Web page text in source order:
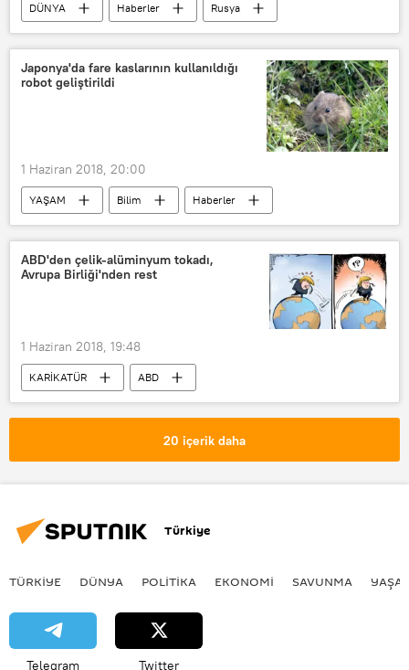
DÜNYA Haberler
Rusya
Çocuk
ebeveyn
Japonya'da fare kaslarının kullanıldığı
robot geliştirildi
1 Haziran 2018, 20:00
YAŞAM Bilim
Haberler
Japonya
Fare
Kas
Robot
ABD'den çelik-alüminyum tokadı,
Avrupa Birliği'nden rest
1 Haziran 2018, 19:48
KARİKATÜR
ABD
Avrupa Birliği
Jean-Claude Juncker
20 içerik daha
Türkiye
TÜRKIYE DÜNYA POLİTİKA EKONOMİ SAVUNMA
Telegram Twitter